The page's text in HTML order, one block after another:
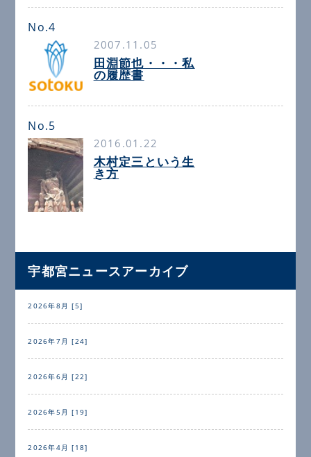
No.4
2007.11.05
田淵節也・・・私
の履歴書
No.5
2016.01.22
木村定三という生
き方
宇都宮ニュースアーカイブ
2026年8月 [5]
2026年7月 [24]
2026年6月 [22]
2026年5月 [19]
2026年4月 [18]